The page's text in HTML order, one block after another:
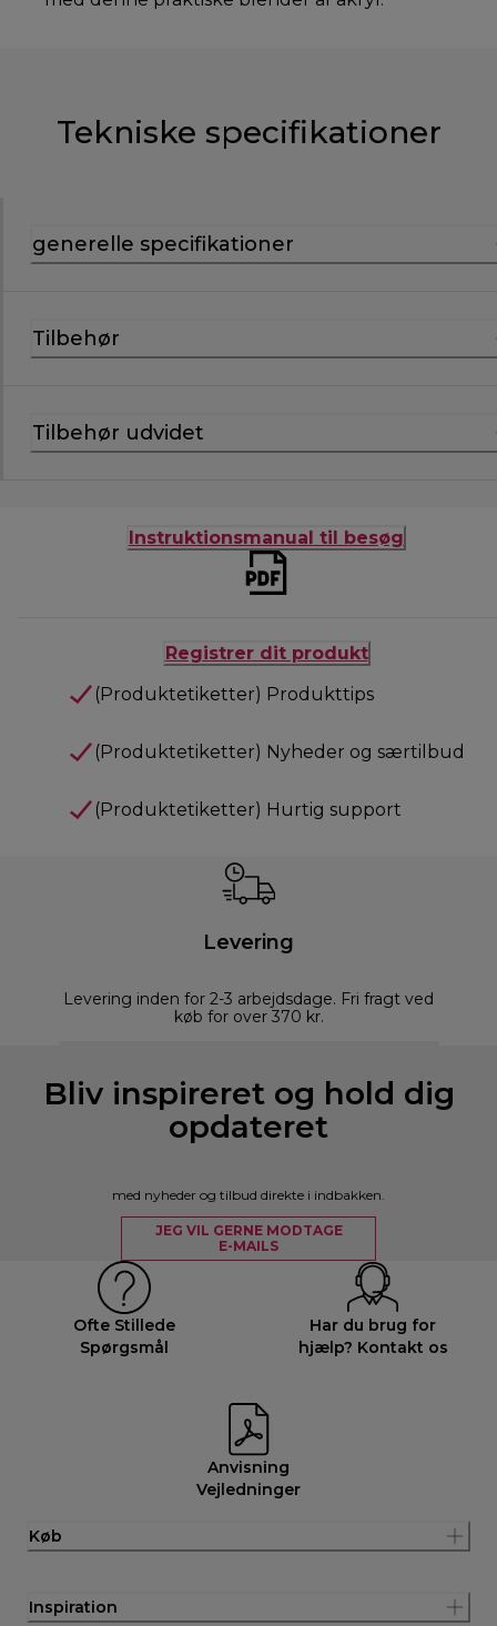
Tekniske specifikationer
generelle specifikationer
Tilbehør
Tilbehør udvidet
Instruktionsmanual til besøg
Registrer dit produkt
(Produktetiketter) Produkttips
(Produktetiketter) Nyheder og særtilbud
(Produktetiketter) Hurtig support
Levering
Levering inden for 2-3 arbejdsdage. Fri fragt ved
køb for over 370 kr.
Bliv inspireret og hold dig
opdateret
med nyheder og tilbud direkte i indbakken.
JEG VIL GERNE MODTAGE
E-MAILS
Ofte Stillede
Spørgsmål
Har du brug for
hjælp? Kontakt os
Anvisning
Vejledninger
Køb
Inspiration